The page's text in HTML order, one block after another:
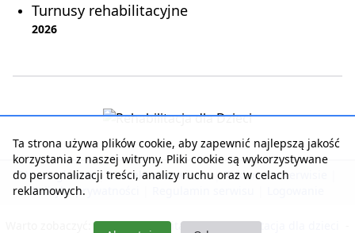
Turnusy rehabilitacyjne
2026
Strona główna | Kontakt z serwisem | Reklama w serwisie
Polityka prywatności
Warto zobaczyć: Nasza rehabilitacja - Rehabilitacja dla dzieci
Ta strona używa plików cookie, aby zapewnić najlepszą jakość
korzystania z naszej witryny. Pliki cookie są wykorzystywane
do personalizacji treści, analizy ruchu oraz w celach
reklamowych.